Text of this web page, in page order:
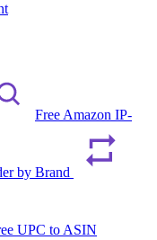
Free Amazon IP-
by Brand
UPC to ASIN